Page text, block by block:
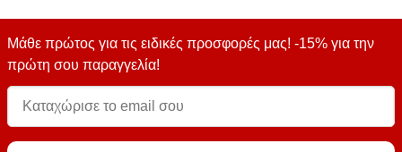
Μάθε πρώτος για τις ειδικές προσφορές μας! -15% για την
πρώτη σου παραγγελία!